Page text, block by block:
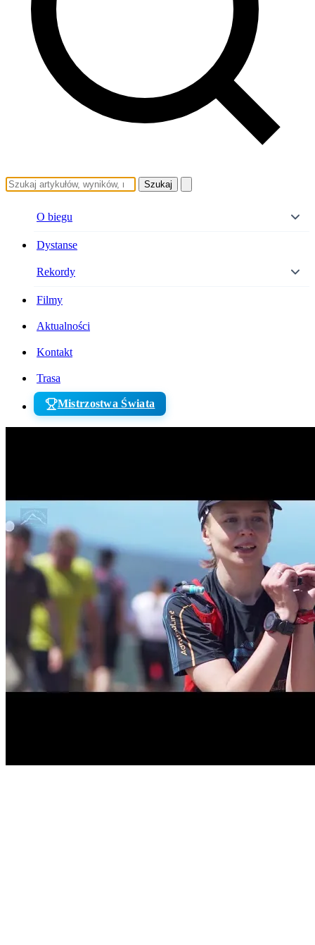
Szukaj
O biegu
Dystanse
Rekordy
Filmy
Aktualności
Kontakt
Trasa
Mistrzostwa Świata